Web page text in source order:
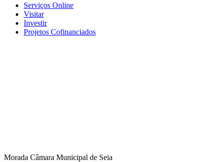
Serviços Online
Visitar
Investir
Projetos Cofinanciados
Morada Câmara Municipal de Seia